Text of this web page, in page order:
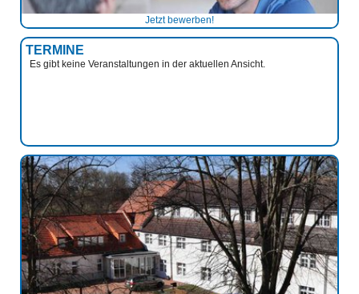
Jetzt bewerben!
TERMINE
Es gibt keine Veranstaltungen in der aktuellen Ansicht.